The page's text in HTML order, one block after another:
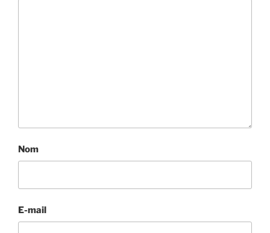
Nom
E-mail